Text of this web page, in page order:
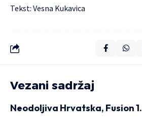
Tekst: Vesna Kukavica
Vezani sadržaj
Neodoljiva Hrvatska, Fusion 1.